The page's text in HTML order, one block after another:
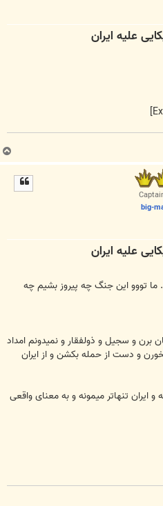
ب
ا
big-
تووو این جنگ چه پیروز بشیم چه
حمله کرد مام 100 تا سان برن و سجیل و ذولفقار و نمیدونم امداد
و دست از حمله بکشن و از ایران
ایران تنهاتر میمونه و به معنای واقعی